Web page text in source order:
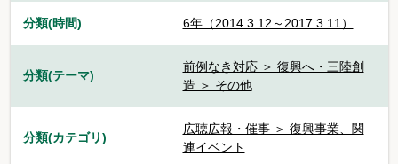
分類(時間) 6年（2014.3.12～2017.3.11）
分類(テーマ)
前例なき対応 ＞ 復興へ・三陸創
造 ＞ その他
分類(カテゴリ)
広聴広報・催事 ＞ 復興事業、関
連イベント